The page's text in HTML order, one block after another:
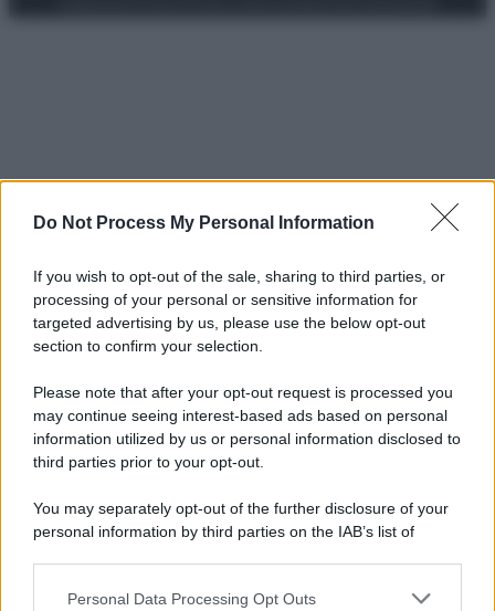
Do Not Process My Personal Information
If you wish to opt-out of the sale, sharing to third parties, or
processing of your personal or sensitive information for
targeted advertising by us, please use the below opt-out
section to confirm your selection.
Please note that after your opt-out request is processed you
may continue seeing interest-based ads based on personal
information utilized by us or personal information disclosed to
third parties prior to your opt-out.
You may separately opt-out of the further disclosure of your
personal information by third parties on the IAB’s list of
This information may also be disclosed by us to third parties
Personal Data Processing Opt Outs